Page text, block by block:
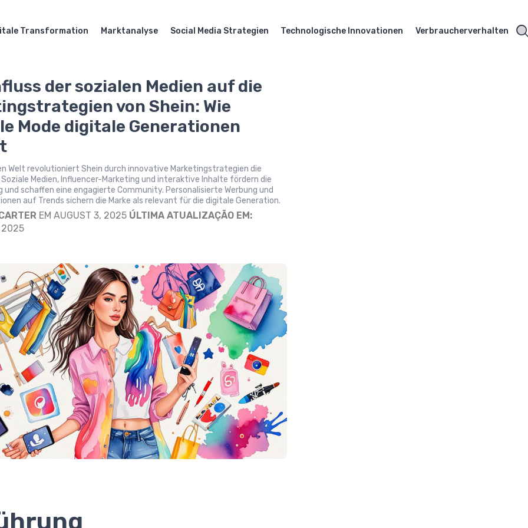
Transformation Marktanalyse Social Media Strategien Technologische Innovationen Verbraucherverhalten
der sozialen Medien auf die
von Shein: Wie
Mode digitale Generationen
Welt revolutioniert Shein durch innovative Marketingstrategien die
Soziale Medien, Influencer-Marketing und interaktive Inhalte fördern die
und schaffen eine engagierte Community. Personalisierte Werbung und
auf Trends sichern die Marke als relevant für die digitale Generation.
EM AUGUST 3, 2025 ÚLTIMA ATUALIZAÇÃO EM:
2025